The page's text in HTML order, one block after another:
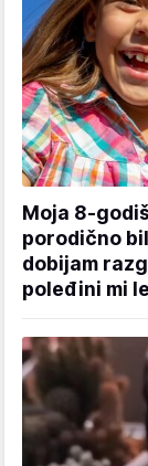
Moja 8-
porodično
dobijam
poleđini mi